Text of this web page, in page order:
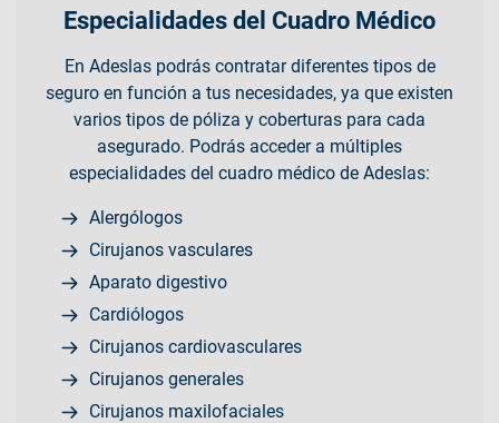
Especialidades del Cuadro Médico
En Adeslas podrás contratar diferentes tipos de
seguro en función a tus necesidades, ya que existen
varios tipos de póliza y coberturas para cada
asegurado. Podrás acceder a múltiples
especialidades del cuadro médico de Adeslas:
Alergólogos
Cirujanos vasculares
Aparato digestivo
Cardiólogos
Cirujanos cardiovasculares
Cirujanos generales
Cirujanos maxilofaciales